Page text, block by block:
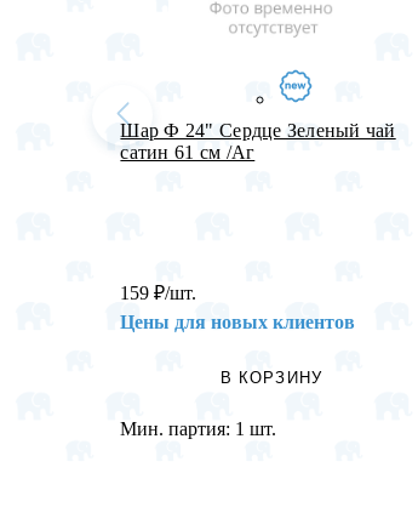
Шар Ф 24" Сердце Зеленый чай
сатин 61 см /Aг
159₽/шт.
Цены для новых клиентов
В КОРЗИНУ
Мин. партия: 1 шт.